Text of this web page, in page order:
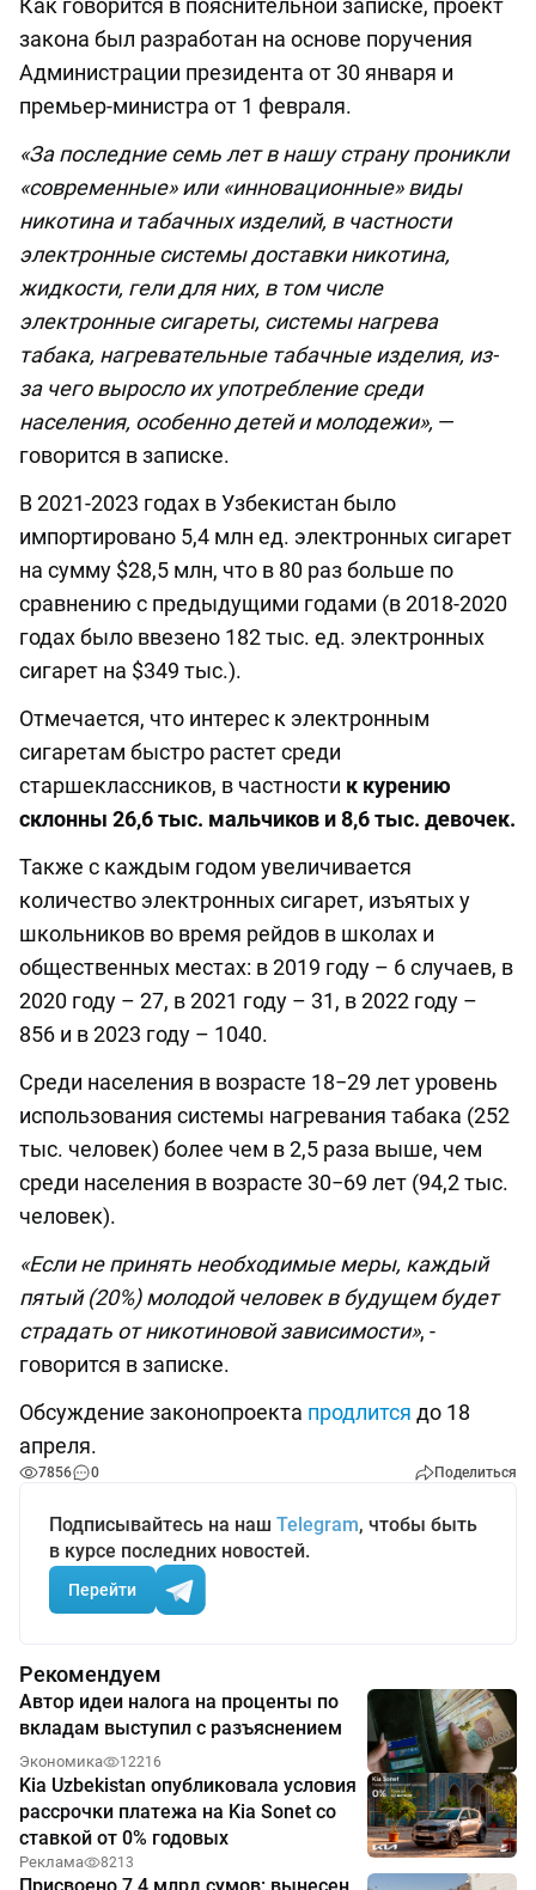
Как говорится в пояснительной записке, проект
закона был разработан на основе поручения
Администрации президента от 30 января и
премьер-министра от 1 февраля.
«За последние семь лет в нашу страну проникли
«современные» или «инновационные» виды
никотина и табачных изделий, в частности
электронные системы доставки никотина,
жидкости, гели для них, в том числе
электронные сигареты, системы нагрева
табака, нагревательные табачные изделия, из-
за чего выросло их употребление среди
населения, особенно детей и молодежи», —
говорится в записке.
В 2021-2023 годах в Узбекистан было
импортировано 5,4 млн ед. электронных сигарет
на сумму $28,5 млн, что в 80 раз больше по
сравнению с предыдущими годами (в 2018-2020
годах было ввезено 182 тыс. ед. электронных
сигарет на $349 тыс.).
Отмечается, что интерес к электронным
сигаретам быстро растет среди
старшеклассников, в частности к курению
склонны 26,6 тыс. мальчиков и 8,6 тыс. девочек.
Также с каждым годом увеличивается
количество электронных сигарет, изъятых у
школьников во время рейдов в школах и
общественных местах: в 2019 году – 6 случаев, в
2020 году – 27, в 2021 году – 31, в 2022 году –
856 и в 2023 году – 1040.
Среди населения в возрасте 18−29 лет уровень
использования системы нагревания табака (252
тыс. человек) более чем в 2,5 раза выше, чем
среди населения в возрасте 30−69 лет (94,2 тыс.
человек).
«Если не принять необходимые меры, каждый
пятый (20%) молодой человек в будущем будет
страдать от никотиновой зависимости», -
говорится в записке.
Обсуждение законопроекта продлится до 18
апреля.
7856 0 Поделиться
Подписывайтесь на наш Telegram, чтобы быть
в курсе последних новостей.
Перейти
Рекомендуем
Автор идеи налога на проценты по
вкладам выступил с разъяснением
Экономика 12216
Kia Uzbekistan опубликовала условия
рассрочки платежа на Kia Sonet со
ставкой от 0% годовых
Реклама 8213